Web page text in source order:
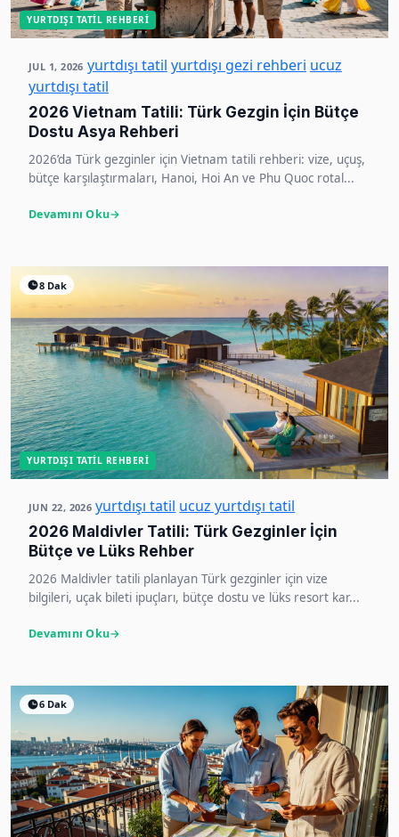
YURTDIŞI TATIL REHBERI
JUL 1, 2026 yurtdışı tatil yurtdışı gezi rehberi ucuz
yurtdışı tatil
2026 Vietnam Tatili: Türk Gezgin İçin Bütçe
Dostu Asya Rehberi
2026’da Türk gezginler için Vietnam tatili rehberi: vize, uçuş,
bütçe karşılaştırmaları, Hanoi, Hoi An ve Phu Quoc rotal...
Devamını Oku
8 Dak
YURTDIŞI TATIL REHBERI
JUN 22, 2026 yurtdışı tatil ucuz yurtdışı tatil
2026 Maldivler Tatili: Türk Gezginler İçin
Bütçe ve Lüks Rehber
2026 Maldivler tatili planlayan Türk gezginler için vize
bilgileri, uçak bileti ipuçları, bütçe dostu ve lüks resort kar...
Devamını Oku
6 Dak